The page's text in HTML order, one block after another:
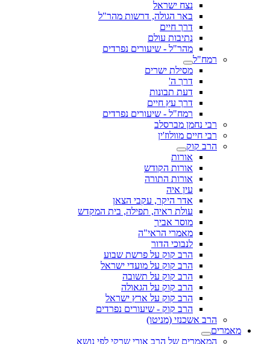
נצח ישראל
באר הגולה, דרשות מהר"ל
דרך חיים
נתיבות עולם
מהר"ל - שיעורים נפרדים
רמח"ל
מסילת ישרים
דרך ה'
דעת תבונות
דרך עץ חיים
רמח"ל - שיעורים נפרדים
רבי נחמן מברסלב
רבי חיים מוולוז'ין
הרב קוק
אורות
אורות הקודש
אורות התורה
עין איה
אדר היקר, עקבי הצאן
עולת ראיה, תפילה, בית המקדש
מוסר אביך
מאמרי הראי"ה
לנבוכי הדור
הרב קוק על פרשת שבוע
הרב קוק על מועדי ישראל
הרב קוק על תשובה
הרב קוק על הגאולה
הרב קוק על ארץ ישראל
הרב קוק - שיעורים נפרדים
הרב אשכנזי (מניטו)
מאמרים
המאמרים של הרב אורי שרקי לפי נושא